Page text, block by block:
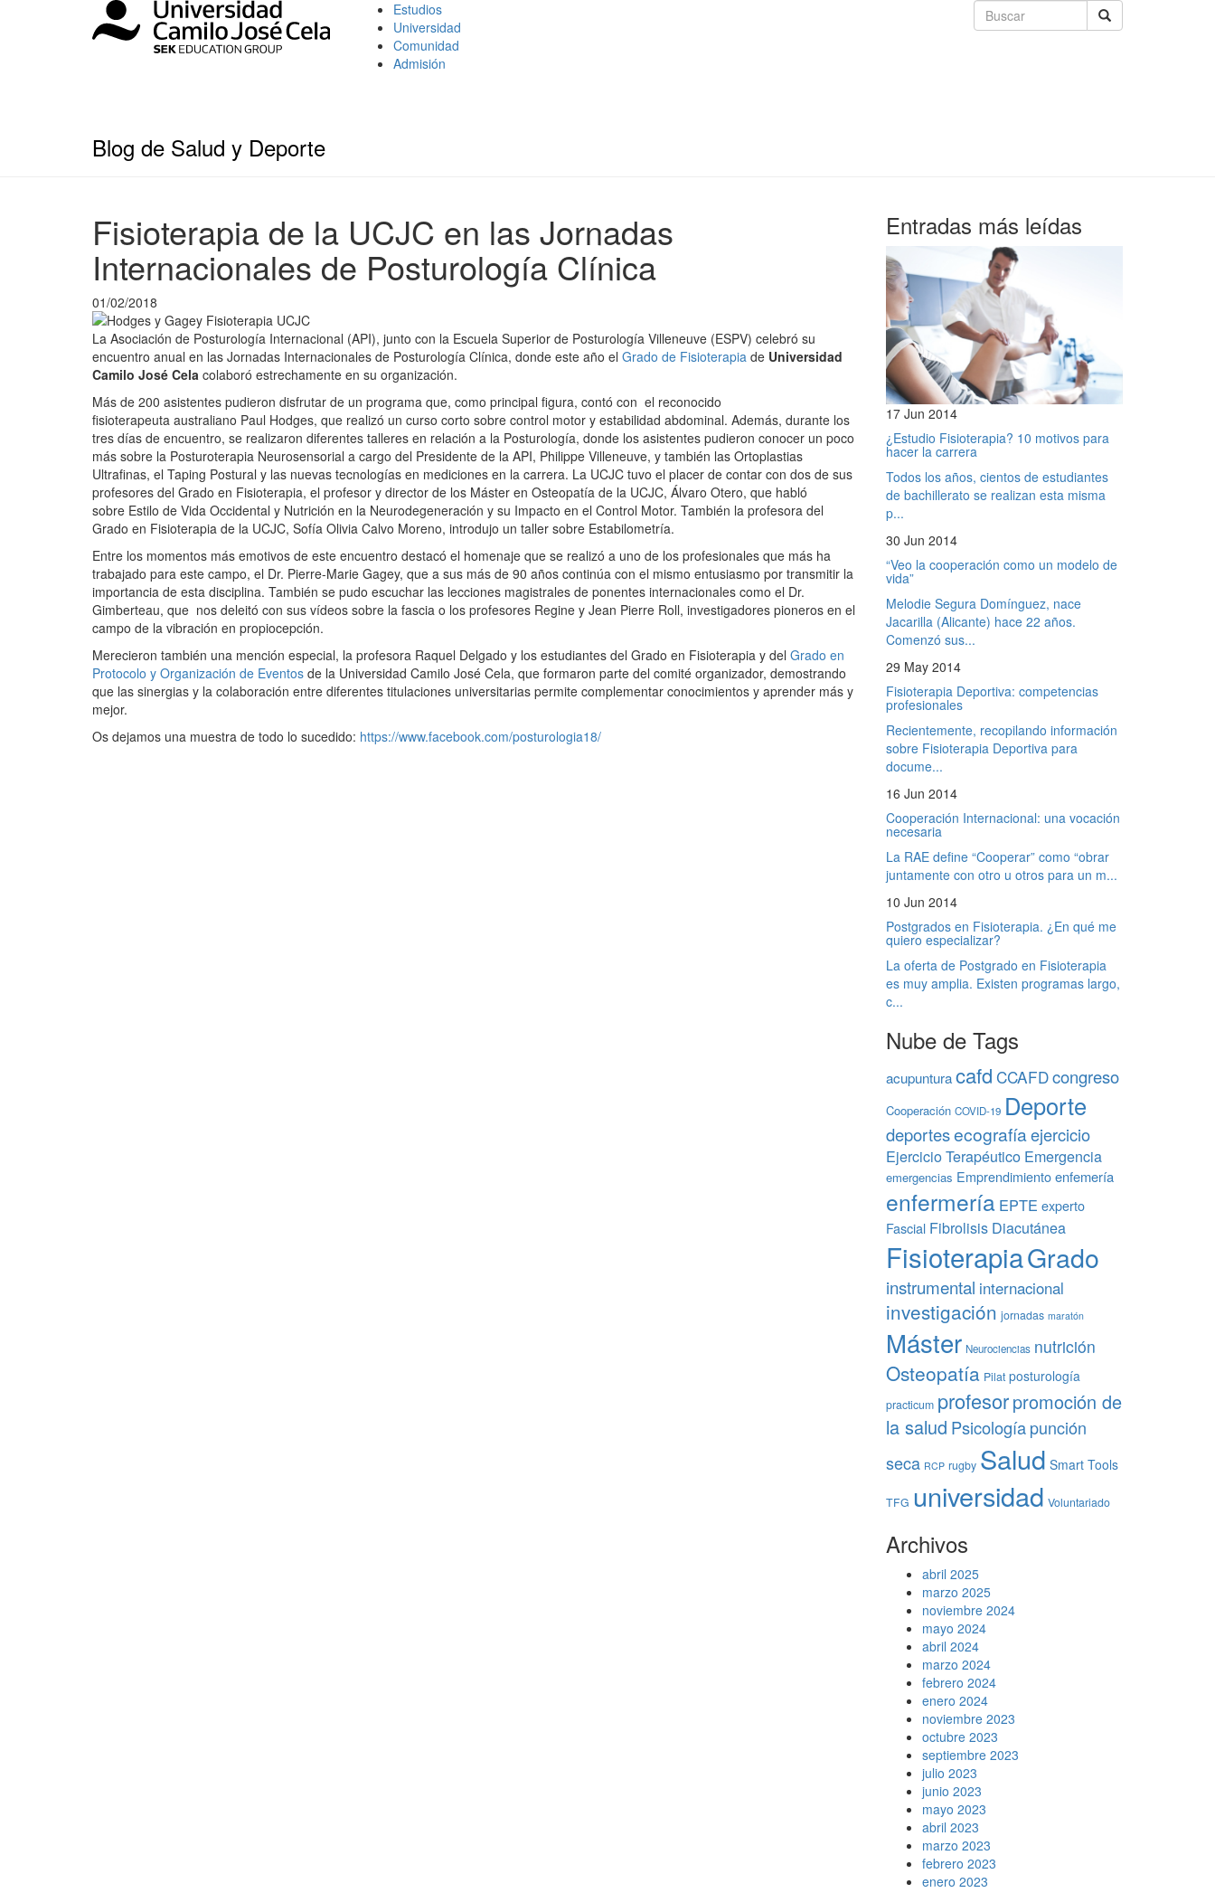
Estudios
Universidad
Comunidad
Admisión
Blog de Salud y Deporte
Fisioterapia de la UCJC en las Jornadas
Internacionales de Posturología Clínica
01/02/2018
La Asociación de Posturología Internacional (API), junto con la Escuela Superior de Posturología Villeneuve (ESPV) celebró su
encuentro anual en las Jornadas Internacionales de Posturología Clínica, donde este año el Grado de Fisioterapia de Universidad
Camilo José Cela colaboró estrechamente en su organización.
Más de 200 asistentes pudieron disfrutar de un programa que, como principal figura, contó con el reconocido
fisioterapeuta australiano Paul Hodges, que realizó un curso corto sobre control motor y estabilidad abdominal. Además, durante los
tres días de encuentro, se realizaron diferentes talleres en relación a la Posturología, donde los asistentes pudieron conocer un poco
más sobre la Posturoterapia Neurosensorial a cargo del Presidente de la API, Philippe Villeneuve, y también las Ortoplastias
Ultrafinas, el Taping Postural y las nuevas tecnologías en mediciones en la carrera. La UCJC tuvo el placer de contar con dos de sus
profesores del Grado en Fisioterapia, el profesor y director de los Máster en Osteopatía de la UCJC, Álvaro Otero, que habló
sobre Estilo de Vida Occidental y Nutrición en la Neurodegeneración y su Impacto en el Control Motor. También la profesora del
Grado en Fisioterapia de la UCJC, Sofía Olivia Calvo Moreno, introdujo un taller sobre Estabilometría.
Entre los momentos más emotivos de este encuentro destacó el homenaje que se realizó a uno de los profesionales que más ha
trabajado para este campo, el Dr. Pierre-Marie Gagey, que a sus más de 90 años continúa con el mismo entusiasmo por transmitir la
importancia de esta disciplina. También se pudo escuchar las lecciones magistrales de ponentes internacionales como el Dr.
Gimberteau, que nos deleitó con sus vídeos sobre la fascia o los profesores Regine y Jean Pierre Roll, investigadores pioneros en el
campo de la vibración en propiocepción.
Merecieron también una mención especial, la profesora Raquel Delgado y los estudiantes del Grado en Fisioterapia y del Grado en
Protocolo y Organización de Eventos de la Universidad Camilo José Cela, que formaron parte del comité organizador, demostrando
que las sinergias y la colaboración entre diferentes titulaciones universitarias permite complementar conocimientos y aprender más y
mejor.
Os dejamos una muestra de todo lo sucedido: https://www.facebook.com/posturologia18/
Entradas más leídas
17 Jun 2014
¿Estudio Fisioterapia? 10 motivos para
hacer la carrera
Todos los años, cientos de estudiantes
de bachillerato se realizan esta misma
p...
30 Jun 2014
“Veo la cooperación como un modelo de
vida”
Melodie Segura Domínguez, nace
Jacarilla (Alicante) hace 22 años.
Comenzó sus...
29 May 2014
Fisioterapia Deportiva: competencias
profesionales
Recientemente, recopilando información
sobre Fisioterapia Deportiva para
docume...
16 Jun 2014
Cooperación Internacional: una vocación
necesaria
La RAE define “Cooperar” como “obrar
juntamente con otro u otros para un m...
10 Jun 2014
Postgrados en Fisioterapia. ¿En qué me
quiero especializar?
La oferta de Postgrado en Fisioterapia
es muy amplia. Existen programas largo,
c...
Nube de Tags
acupuntura cafd CCAFDcongreso
Cooperación COVID-19 Deporte
deportesecografíaejercicio
Ejercicio Terapéutico Emergencia
emergencias Emprendimiento enfemería
enfermería EPTE experto
Fascial Fibrolisis Diacutánea
FisioterapiaGrado
instrumental internacional
investigación jornadas maratón
Máster Neurociencias nutrición
Osteopatía Pilat posturología
practicum profesorpromoción de
la salud Psicología punción
seca RCP rugby Salud Smart Tools
TFG universidad Voluntariado
Archivos
abril 2025
marzo 2025
noviembre 2024
mayo 2024
abril 2024
marzo 2024
febrero 2024
enero 2024
noviembre 2023
octubre 2023
septiembre 2023
julio 2023
junio 2023
mayo 2023
abril 2023
marzo 2023
febrero 2023
enero 2023